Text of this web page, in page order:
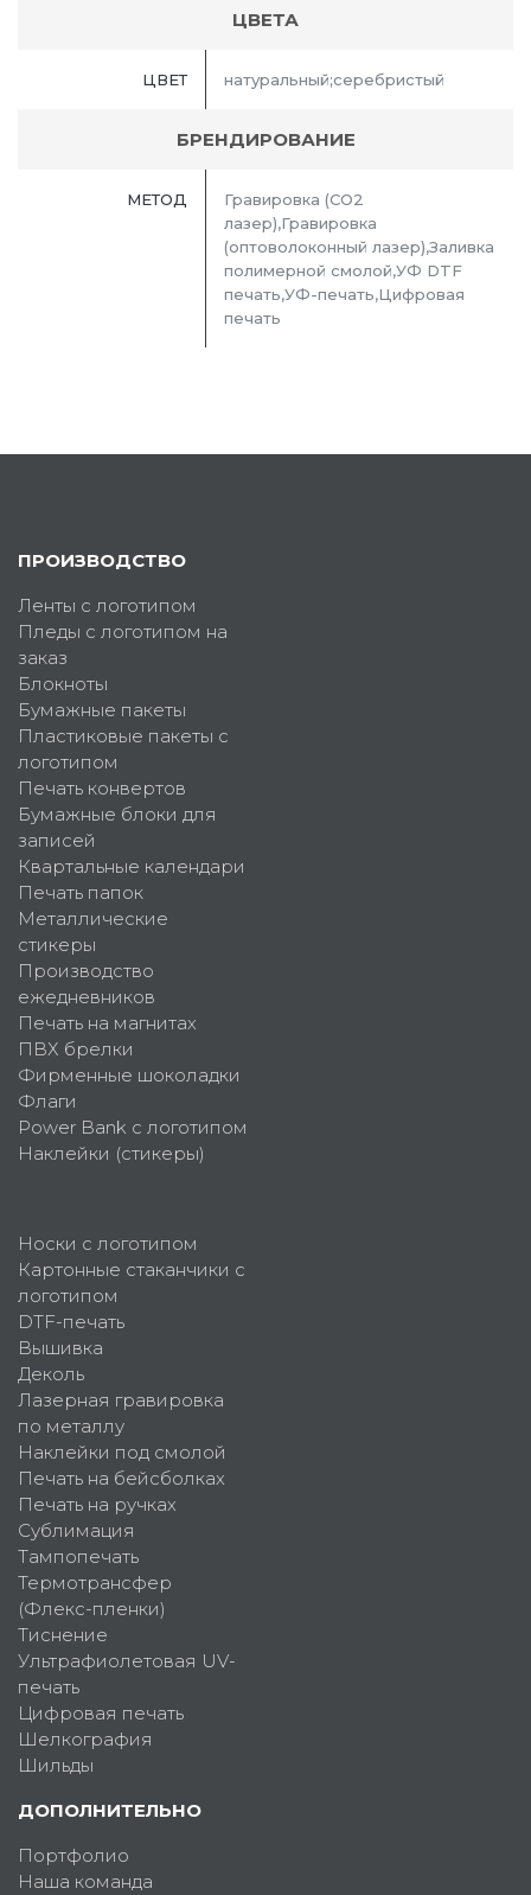
ЦВЕТА
ЦВЕТ натуральный;серебристый
БРЕНДИРОВАНИЕ
МЕТОД
Гравировка (CO2
лазер),Гравировка
(оптоволоконный лазер),Заливка
полимерной смолой,УФ DTF
печать,УФ-печать,Цифровая
печать
ПРОИЗВОДСТВО
Ленты с логотипом
Пледы с логотипом на
заказ
Блокноты
Бумажные пакеты
Пластиковые пакеты с
логотипом
Печать конвертов
Бумажные блоки для
записей
Квартальные календари
Печать папок
Металлические
стикеры
Производство
ежедневников
Печать на магнитах
ПВХ брелки
Фирменные шоколадки
Флаги
Power Bank с логотипом
Наклейки (стикеры)
Носки с логотипом
Картонные стаканчики с
логотипом
DTF-печать
Вышивка
Деколь
Лазерная гравировка
по металлу
Наклейки под смолой
Печать на бейсболках
Печать на ручках
Сублимация
Тампопечать
Термотрансфер
(Флекс-пленки)
Тиснение
Ультрафиолетовая UV-
печать
Цифровая печать
Шелкография
Шильды
ДОПОЛНИТЕЛЬНО
Портфолио
Наша команда